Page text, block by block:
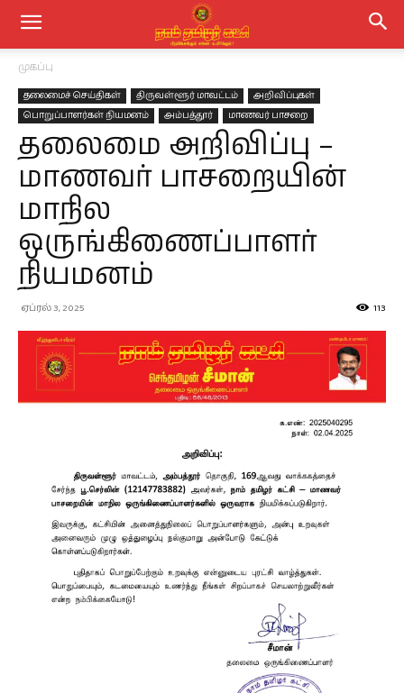
முகப்பு
தலைமைச் செய்திகள் திருவள்ளூர் மாவட்டம்
அறிவிப்புகள்
பொறுப்பாளர்கள் நியமனம்
அம்பத்தூர் மாணவர் பாசறை
தலைமை அறிவிப்பு –
மாணவர் பாசறையின்
மாநில
ஒருங்கிணைப்பாளர்
நியமனம்
ஏப்ரல் 3, 2025 113